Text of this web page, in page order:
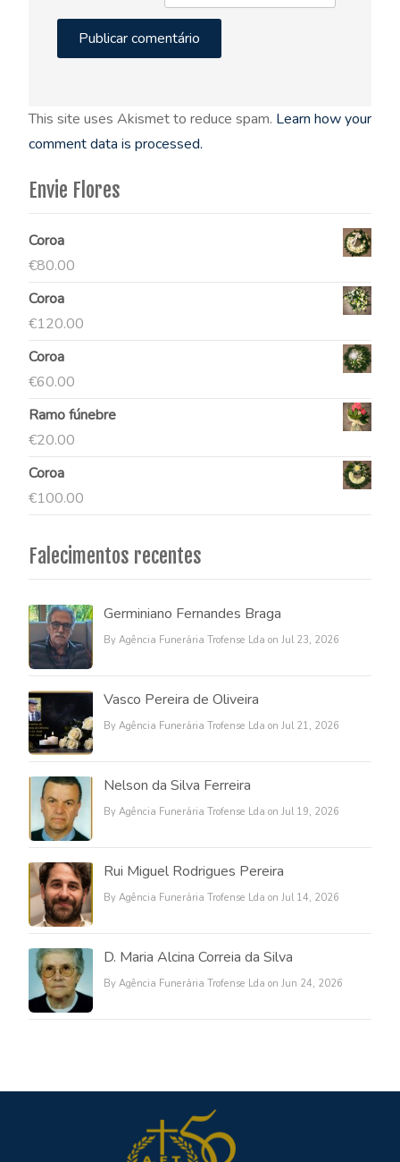
This site uses Akismet to reduce spam. Learn how your
comment data is processed.
Envie Flores
Coroa
€80.00
Coroa
€120.00
Coroa
€60.00
Ramo fúnebre
€20.00
Coroa
€100.00
Falecimentos recentes
Germiniano Fernandes Braga
By Agência Funerária Trofense Lda on Jul 23, 2026
Vasco Pereira de Oliveira
By Agência Funerária Trofense Lda on Jul 21, 2026
Nelson da Silva Ferreira
By Agência Funerária Trofense Lda on Jul 19, 2026
Rui Miguel Rodrigues Pereira
By Agência Funerária Trofense Lda on Jul 14, 2026
D. Maria Alcina Correia da Silva
By Agência Funerária Trofense Lda on Jun 24, 2026